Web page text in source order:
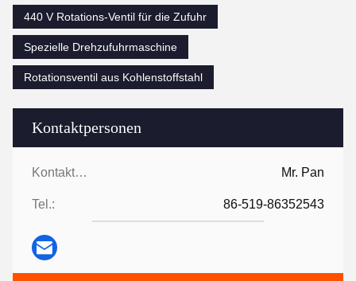
Kontaktpersonen
Kontaktpersonen: Mr. Pan
Tel.: 86-519-86352543
440 V Rotations-Ventil für die Zufuhr
Spezielle Drehzufuhrmaschine
Rotationsventil aus Kohlenstoffstahl